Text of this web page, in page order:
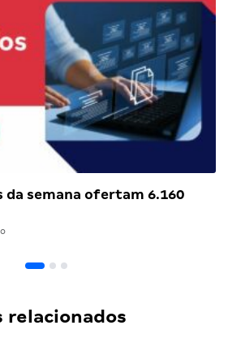
da semana ofertam 6.160
relacionados